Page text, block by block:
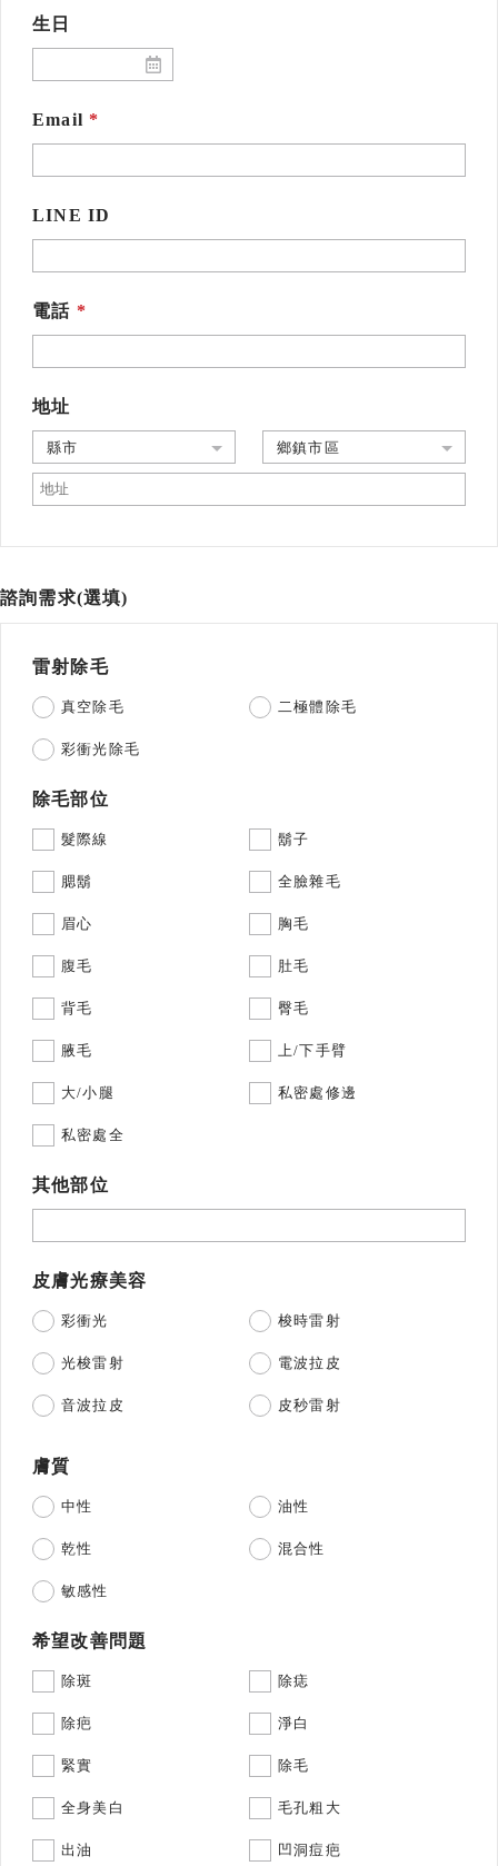
生日
Email
LINE ID
電話
地址
縣市 鄉鎮市區
諮詢需求(選填)
雷射除毛
真空除毛 二極體除毛
彩衝光除毛
除毛部位
髮際線 鬍子
腮鬍 全臉雜毛
眉心 胸毛
腹毛 肚毛
背毛 臀毛
腋毛 上/下手臂
大/小腿 私密處修邊
私密處全
其他部位
皮膚光療美容
彩衝光 梭時雷射
光梭雷射 電波拉皮
音波拉皮 皮秒雷射
膚質
中性 油性
乾性 混合性
敏感性
希望改善問題
除斑 除痣
除疤 淨白
緊實 除毛
全身美白 毛孔粗大
出油 凹洞痘疤